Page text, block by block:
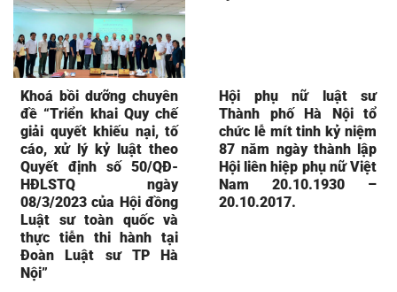
Khoá bồi dưỡng chuyên
đề “Triển khai Quy chế
giải quyết khiếu nại, tố
cáo, xử lý kỷ luật theo
Quyết định số 50/QĐ-
HĐLSTQ ngày
08/3/2023 của Hội đồng
Luật sư toàn quốc và
thực tiễn thi hành tại
Đoàn Luật sư TP Hà
Nội”
Hội phụ nữ luật sư
Thành phố Hà Nội tổ
chức lễ mít tinh kỷ niệm
87 năm ngày thành lập
Hội liên hiệp phụ nữ Việt
Nam 20.10.1930 –
20.10.2017.